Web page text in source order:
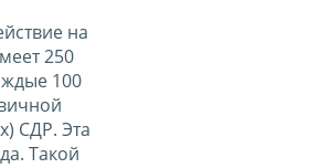
на
250
100
СДР. Эта
Такой